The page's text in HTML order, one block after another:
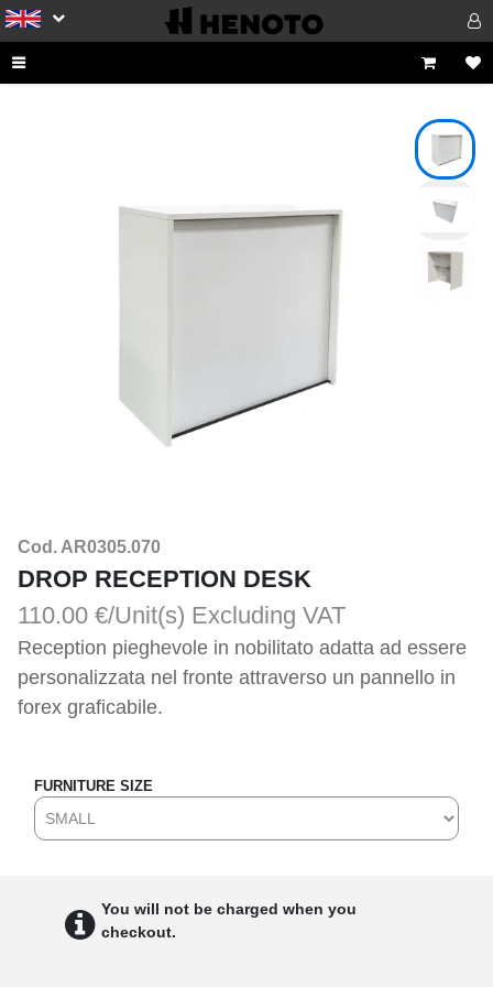
Cod. AR0305.070
DROP RECEPTION DESK
110.00 €/Unit(s) Excluding VAT
Reception pieghevole in nobilitato adatta ad essere
personalizzata nel fronte attraverso un pannello in
forex graficabile.
FURNITURE SIZE
You will not be charged when you
checkout.